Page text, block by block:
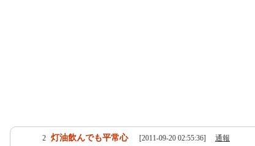
2 灯油飲んでも平常心 [2011-09-20 02:55:36] 通報